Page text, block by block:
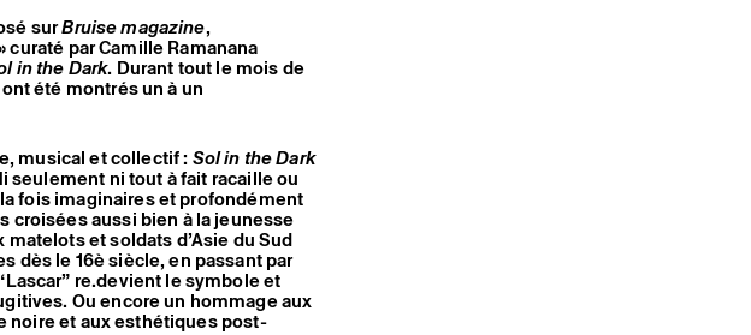
surBruise magazine,
par Camille Ramanana
in the Dark. Durant tout le mois de
été montrés un à un
musical et collectif :Sol in the Dark
seulement ni tout à fait racaille ou
fois imaginaires et profondément
croisées aussi bien à la jeunesse
et soldats d’Asie du Sud
dès le 16è siècle, en passant par
re.devient le symbole et
Ou encore un hommage aux
noire et aux esthétiques post-